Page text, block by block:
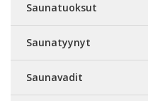
Saunatuoksut
Saunatyynyt
Saunavadit